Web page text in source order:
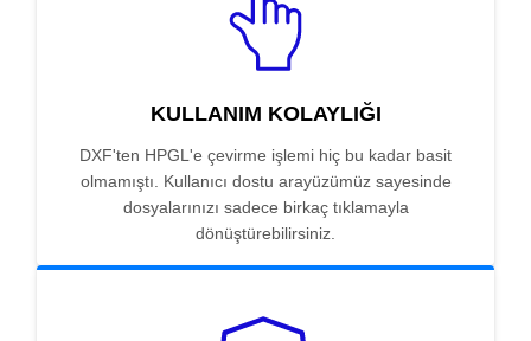
KULLANIM KOLAYLIĞI
DXF'ten HPGL'e çevirme işlemi hiç bu kadar basit
olmamıştı. Kullanıcı dostu arayüzümüz sayesinde
dosyalarınızı sadece birkaç tıklamayla
dönüştürebilirsiniz.